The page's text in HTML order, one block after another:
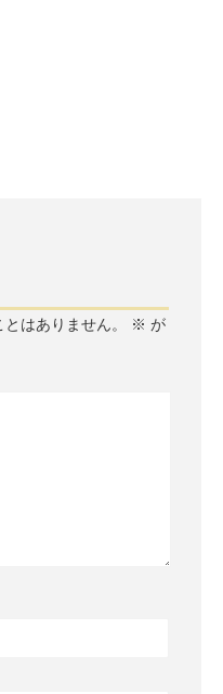
はありません。 ※ が